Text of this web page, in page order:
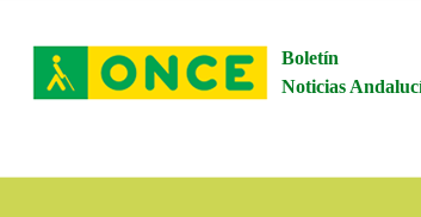
Boletín
Noticias